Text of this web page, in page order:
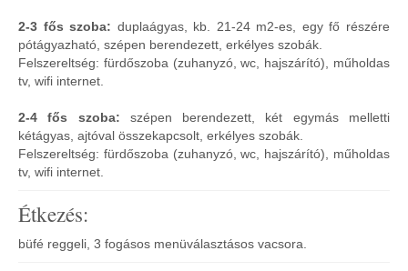
2-3 fős szoba: duplaágyas, kb. 21-24 m2-es, egy fő részére
pótágyazható, szépen berendezett, erkélyes szobák.
Felszereltség: fürdőszoba (zuhanyzó, wc, hajszárító), műholdas
tv, wifi internet.
2-4 fős szoba: szépen berendezett, két egymás melletti
kétágyas, ajtóval összekapcsolt, erkélyes szobák.
Felszereltség: fürdőszoba (zuhanyzó, wc, hajszárító), műholdas
tv, wifi internet.
Étkezés:
büfé reggeli, 3 fogásos menüválasztásos vacsora.